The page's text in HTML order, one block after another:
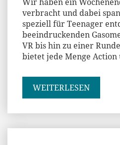
verbracht und dabei
speziell für Teenager
beeindruckenden
VR bis hin zu einer
bietet jede Menge
WEITERLESEN